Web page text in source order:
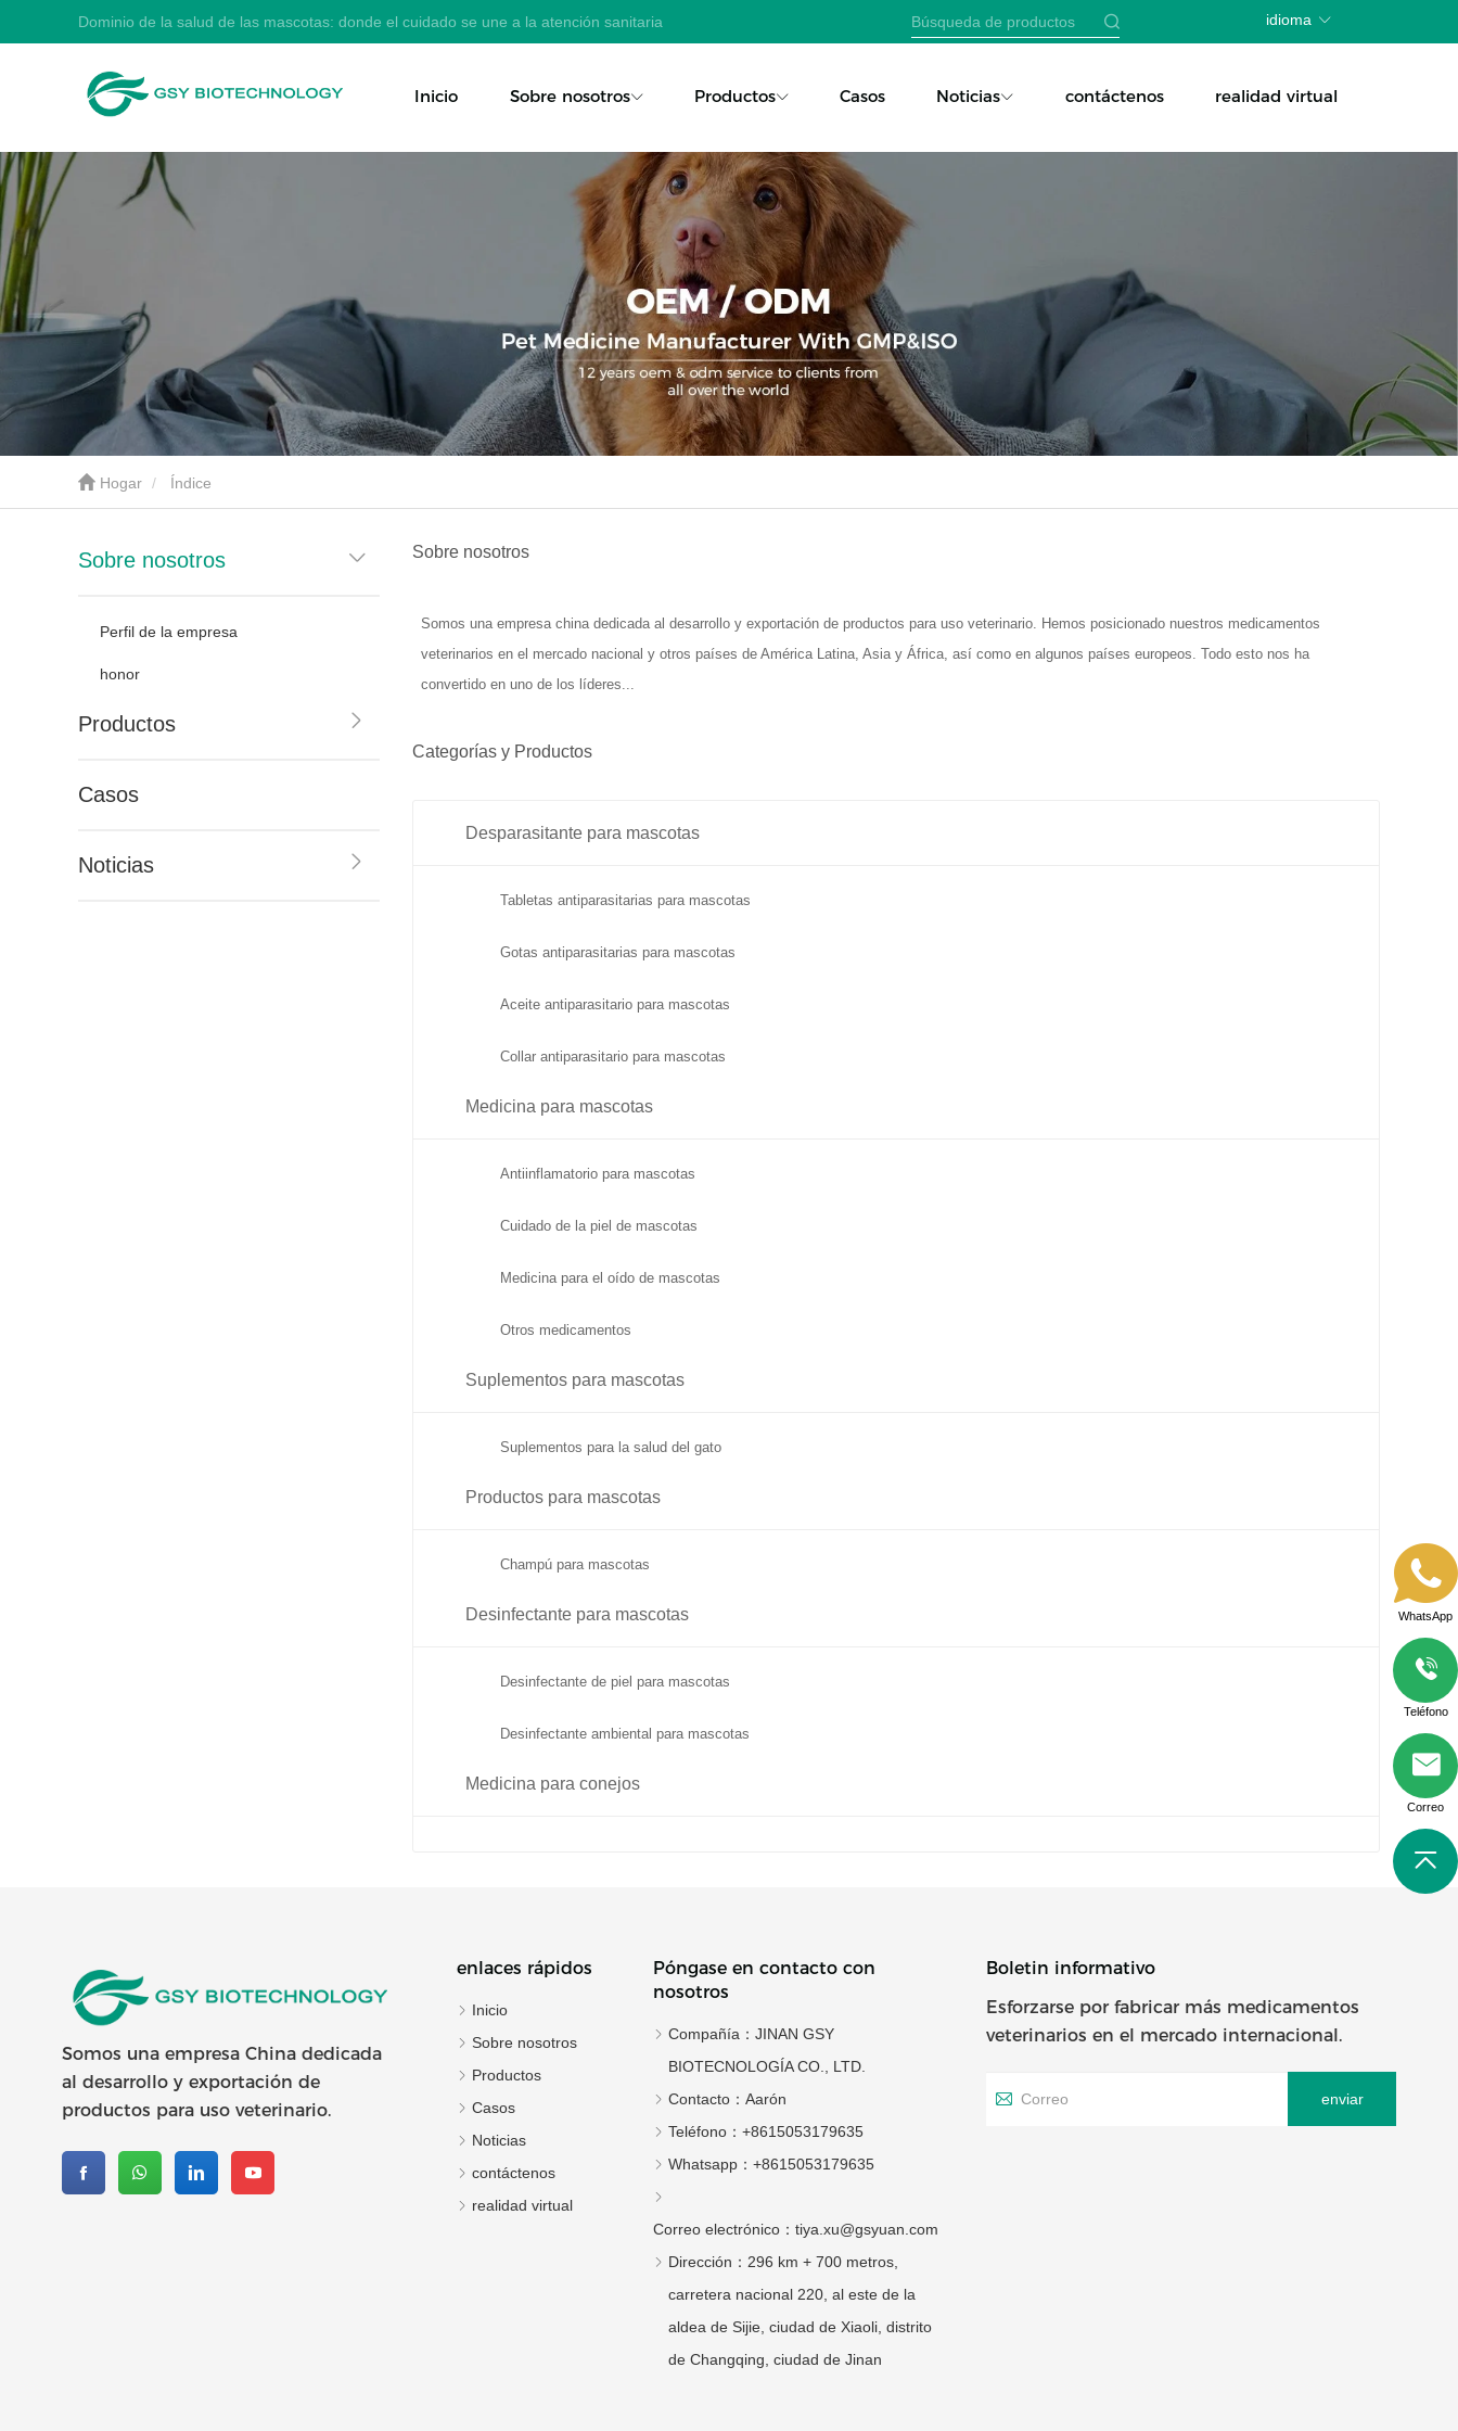
Dominio de la salud de las mascotas: donde el cuidado se une a la atención sanitaria idioma
Inicio Sobre nosotros Productos Casos Noticias contáctenos realidad virtual
Hogar Índice
Sobre nosotros
Perfil de la empresa
honor
Productos
Casos
Noticias
Sobre nosotros
Somos una empresa china dedicada al desarrollo y exportación de productos para uso veterinario. Hemos posicionado nuestros medicamentos
veterinarios en el mercado nacional y otros países de América Latina, Asia y África, así como en algunos países europeos. Todo esto nos ha
convertido en uno de los líderes...
Categorías y Productos
Desparasitante para mascotas
Tabletas antiparasitarias para mascotas
Gotas antiparasitarias para mascotas
Aceite antiparasitario para mascotas
Collar antiparasitario para mascotas
Medicina para mascotas
Antiinflamatorio para mascotas
Cuidado de la piel de mascotas
Medicina para el oído de mascotas
Otros medicamentos
Suplementos para mascotas
Suplementos para la salud del gato
Productos para mascotas
Champú para mascotas
Desinfectante para mascotas
Desinfectante de piel para mascotas
Desinfectante ambiental para mascotas
Medicina para conejos
Somos una empresa China dedicada
al desarrollo y exportación de
productos para uso veterinario.
enlaces rápidos
Inicio
Sobre nosotros
Productos
Casos
Noticias
contáctenos
realidad virtual
Póngase en contacto con
nosotros
Compañía： JINAN GSY
BIOTECNOLOGÍA CO., LTD.
Contacto： Aarón
Teléfono： +8615053179635
Whatsapp： +8615053179635
Correo electrónico： tiya.xu@gsyuan.com
Dirección： 296 km + 700 metros,
carretera nacional 220, al este de la
aldea de Sijie, ciudad de Xiaoli, distrito
de Changqing, ciudad de Jinan
Boletin informativo
Esforzarse por fabricar más medicamentos
veterinarios en el mercado internacional.
enviar
WhatsApp
Teléfono
Correo